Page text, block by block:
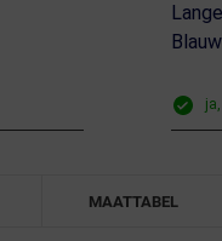
MAATTABEL